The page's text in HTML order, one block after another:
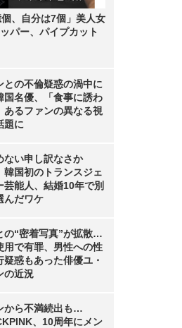
個、自分は7個」美人女
パー、パイプカット
との不倫疑惑の渦中に
国名優、「食事に誘わ
あるファンの異なる視
題に
ない申し訳なさか
国初のトランスジェ
芸能人、結婚10年で別
んだワケ
の“密着写真”が拡散…
用で有罪、男性への性
疑惑もあった俳優ユ・
の近況
から不満続出も…
、10周年にメン